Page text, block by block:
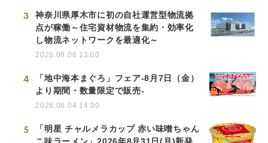
3
神奈川県厚木市に初の自社運営型物流拠
点が稼働～住宅資材物流を集約・効率化
し物流ネットワークを最適化～
2026.08.06 13:00
4
「地中海本まぐろ」フェア-8月7日（金）
より期間・数量限定で販売-
2026.08.04 14:00
5
「明星 チャルメラカップ 赤い味噌ちゃん
こ味ラーメン」2026年8月31日(月)新発